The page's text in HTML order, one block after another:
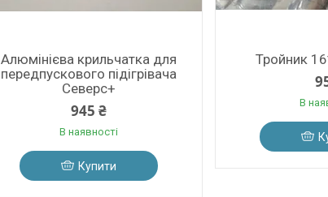
Алюмінієва крильчатка для
передпускового підігрівача
Северс+
945 ₴
В наявності
Купити
Тройник
В